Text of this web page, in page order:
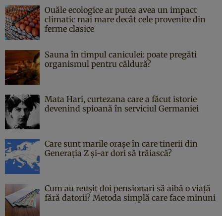
Ouăle ecologice ar putea avea un impact
climatic mai mare decât cele provenite din
ferme clasice
Sauna în timpul caniculei: poate pregăti
organismul pentru căldură?
Mata Hari, curtezana care a făcut istorie
devenind spioană în serviciul Germaniei
Care sunt marile orașe în care tinerii din
Generația Z și-ar dori să trăiască?
Cum au reușit doi pensionari să aibă o viață
fără datorii? Metoda simplă care face minuni